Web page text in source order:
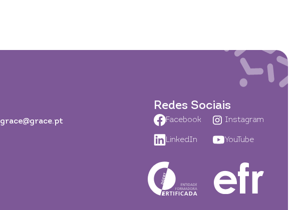
grace@grace.pt
Redes Sociais
Facebook Instagram
LinkedIn YouTube